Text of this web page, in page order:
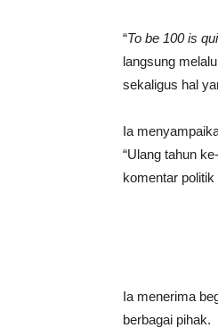
“To be 100 is
langsung
sekaligus hal
Ia
“Ulang tahun
komentar politik
Ia menerima
berbagai pihak.